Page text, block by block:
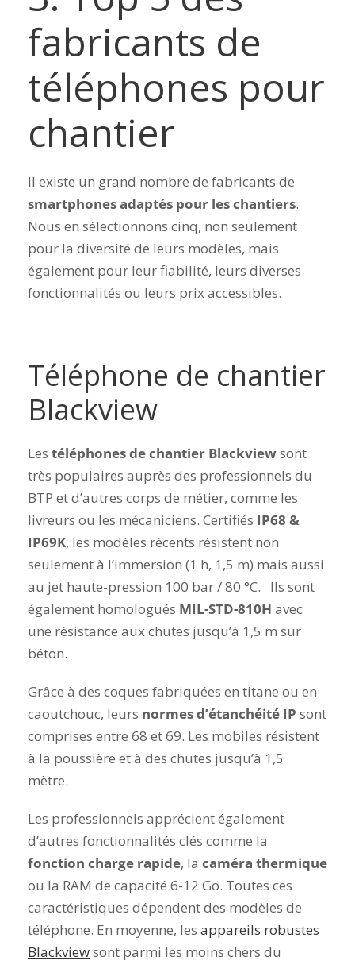
fabricants de
téléphones pour
chantier
Il existe un grand nombre de fabricants de
smartphones adaptés pour les chantiers.
Nous en sélectionnons cinq, non seulement
pour la diversité de leurs modèles, mais
également pour leur fiabilité, leurs diverses
fonctionnalités ou leurs prix accessibles.
Téléphone de chantier
Blackview
Les téléphones de chantier Blackviewsont
très populaires auprès des professionnels du
BTP et d’autres corps de métier, comme les
livreurs ou les mécaniciens. Certifiés IP68 &
IP69K, les modèles récents résistent non
seulement à l’immersion (1 h, 1,5 m) mais aussi
au jet haute-pression 100 bar / 80 °C. Ils sont
également homologués MIL-STD-810H avec
une résistance aux chutes jusqu’à 1,5 m sur
béton.
Grâce à des coques fabriquées en titane ou en
caoutchouc, leurs normes d’étanchéité IP sont
comprises entre 68 et 69. Les mobiles résistent
à la poussière et à des chutes jusqu’à 1,5
mètre.
Les professionnels apprécient également
d’autres fonctionnalités clés comme la
fonction charge rapide, la caméra thermique
ou la RAM de capacité 6-12 Go. Toutes ces
caractéristiques dépendent des modèles de
téléphone. En moyenne, les appareils robustes
Blackviewsont parmi les moins chers du